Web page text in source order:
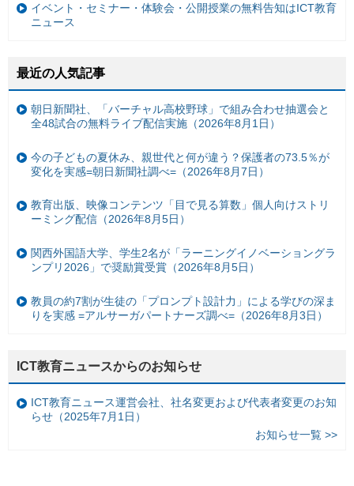
イベント・セミナー・体験会・公開授業の無料告知はICT教育
ニュース
最近の人気記事
朝日新聞社、「バーチャル高校野球」で組み合わせ抽選会と
全48試合の無料ライブ配信実施（2026年8月1日）
今の子どもの夏休み、親世代と何が違う？保護者の73.5％が
変化を実感=朝日新聞社調べ=（2026年8月7日）
教育出版、映像コンテンツ「目で見る算数」個人向けストリ
ーミング配信（2026年8月5日）
関西外国語大学、学生2名が「ラーニングイノベーショングラ
ンプリ2026」で奨励賞受賞（2026年8月5日）
教員の約7割が生徒の「プロンプト設計力」による学びの深ま
りを実感 =アルサーガパートナーズ調べ=（2026年8月3日）
ICT教育ニュースからのお知らせ
ICT教育ニュース運営会社、社名変更および代表者変更のお知
らせ（2025年7月1日）
お知らせ一覧 >>